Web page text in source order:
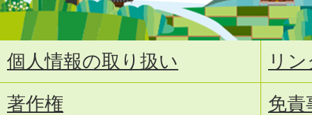
個人情報の取り扱い
リ
著作権
免責